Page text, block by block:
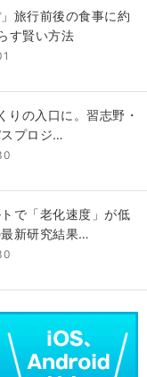
旅行前後の食事に約
す賢い方法
の入口に。習志野・
プロジ…
で「老化速度」が低
新研究結果…